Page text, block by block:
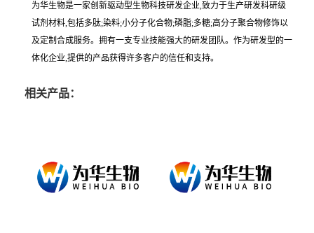
为华生物是一家创新驱动型生物科技研发企业,致力于生产研发科研级
试剂材料,包括多肽;染料;小分子化合物;磷脂;多糖;高分子聚合物修饰以
及定制合成服务。拥有一支专业技能强大的研发团队。作为研发型的一
体化企业,提供的产品获得许多客户的信任和支持。
相关产品：